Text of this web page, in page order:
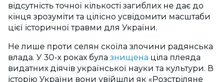
відсутність точної кількості загиблих не дає до
кінця зрозуміти та цілісно усвідомити масштаби
цієї історичної травми для України.
Не лише проти селян скоїла злочини радянська
влада. У 30-х роках була знищена ціла плеяда
видатних діячів української науки та культури. В
історію України вони увійшли як «Розстріляне